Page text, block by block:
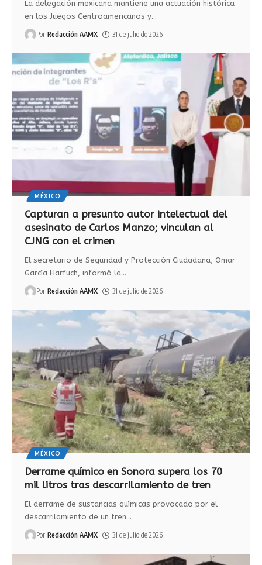
La delegación mexicana mantiene una actuación histórica
en los Juegos Centroamericanos y…
Por Redacción AAMX 31 de julio de 2026
MÉXICO
Capturan a presunto autor intelectual del
asesinato de Carlos Manzo; vinculan al
CJNG con el crimen
El secretario de Seguridad y Protección Ciudadana, Omar
García Harfuch, informó la…
Por Redacción AAMX 31 de julio de 2026
MÉXICO
Derrame químico en Sonora supera los 70
mil litros tras descarrilamiento de tren
El derrame de sustancias químicas provocado por el
descarrilamiento de un tren…
Por Redacción AAMX 31 de julio de 2026